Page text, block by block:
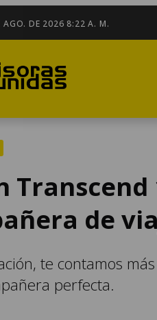
AGO. DE 2026 8:22 A. M.
de
te contamos
perfecta.